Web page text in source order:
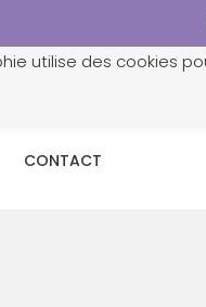
CONTACT
utilise des cookies